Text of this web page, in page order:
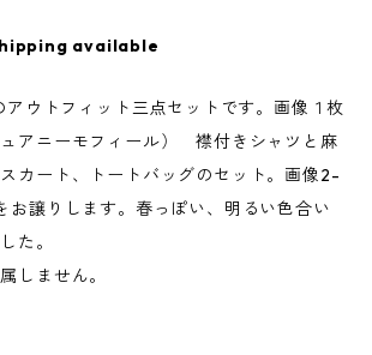
available
アウトフィット三点セットです。画像１枚
アニーモフィール） 襟付きシャツと麻
カート、トートバッグのセット。画像2-
お譲りします。春っぽい、明るい色合い
た。
しません。